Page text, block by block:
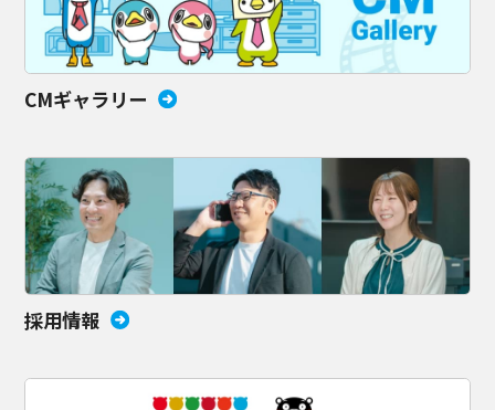
CMギャラリー
採用情報